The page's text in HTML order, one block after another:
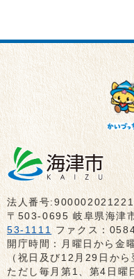
法人番号
〒503-0695 岐阜県海津
53-1111 ファクス：
開庁時間：月曜日から金
（祝日及び12月29日か
ただし毎月第1、第4日曜